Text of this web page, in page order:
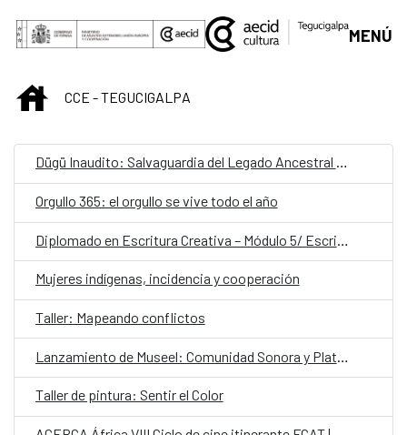
Saltar al contenido principal
MENÚ
INICIOCCE - TEGUCIGALPA
Dügü Inaudito: Salvaguardia del Legado Ancestral Garífuna/ Presentación pública de resultados y diálogo sobre patrimonio vivo
Orgullo 365: el orgullo se vive todo el año
Mujeres indígenas, incidencia y cooperación
Taller: Mapeando conflictos
Taller de pintura: Sentir el Color